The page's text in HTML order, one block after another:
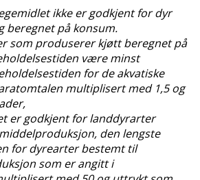
ikke er godkjent for dyr
beregnet på konsum.
som produserer kjøtt beregnet på
være minst
for de akvatiske
multiplisert med 1,5 og
er godkjent for landdyrarter
den lengste
for dyrearter bestemt til
som er angitt i